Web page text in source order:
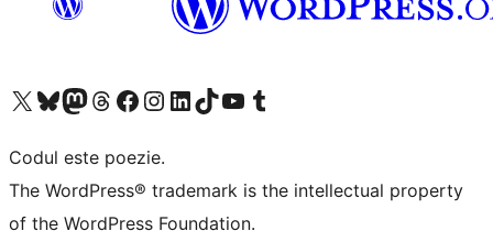
Mergi la contul nostru X (fost Twitter)
Vizitează contul nostru Bluesky
Vizitează contul nostru Mastodon
Vizitează contul nostru Threads
Vizitează pagina noastră Facebook
Vizitează-ne pe Instagram
Vizitează-ne pe LinkedIn
Vizitează contul nostru TikTok
Vizitează canalul nostru YouTube
Vizitează contul nostru Tumblr
Codul este poezie.
The WordPress® trademark is the intellectual property
of the WordPress Foundation.